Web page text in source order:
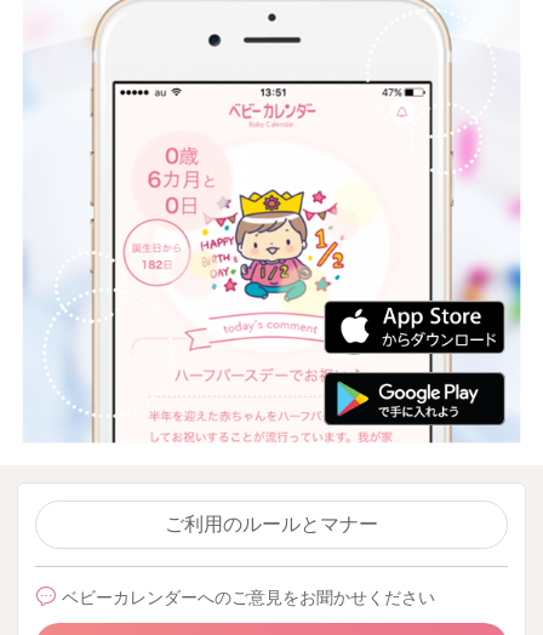
ご利用のルールとマナー
ベビーカレンダーへのご意見をお聞かせください